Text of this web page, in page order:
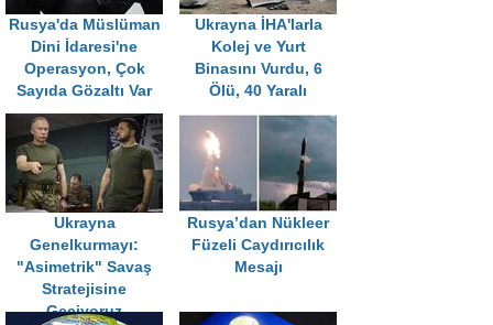
Rusya'da Müslüman
Dini İdaresi'ne
Operasyon, Çok
Sayıda Gözaltı Var
Ukrayna İHA'larla
Kolej ve Yurt
Binasını Vurdu, 6
Ölü, 40 Yaralı
Ukrayna
Genelkurmayı:
"Asimetrik" Savaş
Stratejisine
Geçiyoruz
Rusya’dan Nükleer
Füzeli Caydırıcılık
Mesajı